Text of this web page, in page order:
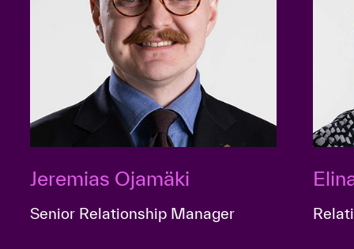
Jeremias Ojamäki
Senior Relationship Manager